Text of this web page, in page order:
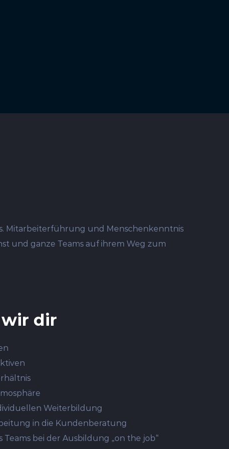
Mitarbeiterführung und Menschenkenntnis
und ganze Teams auf ihrem Weg zum
dir
Weiterbildung
in die Kundenberatung
bei der Ausbildung „on the job“